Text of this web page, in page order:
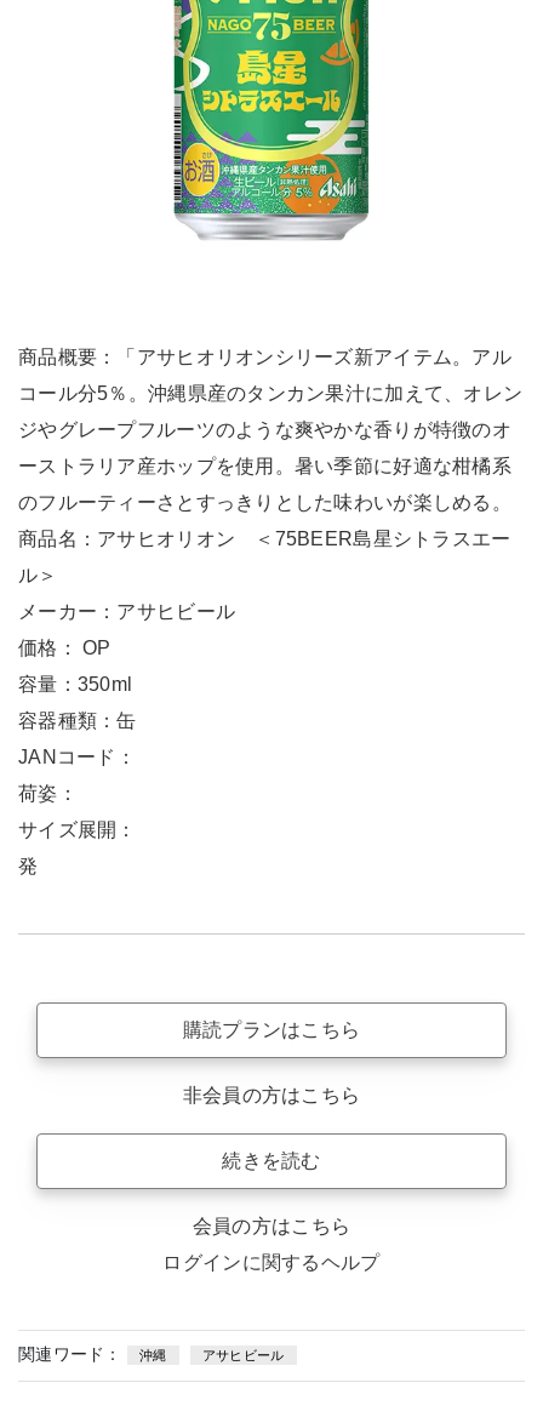
商品概要：「アサヒオリオンシリーズ新アイテム。アル
コール分5％。沖縄県産のタンカン果汁に加えて、オレン
ジやグレープフルーツのような爽やかな香りが特徴のオ
ーストラリア産ホップを使用。暑い季節に好適な柑橘系
のフルーティーさとすっきりとした味わいが楽しめる。
商品名：アサヒオリオン ＜75BEER島星シトラスエー
ル＞
メーカー：アサヒビール
価格： OP
容量：350ml
容器種類：缶
JANコード：
荷姿：
サイズ展開：
発
購読プランはこちら
非会員の方はこちら
続きを読む
会員の方はこちら
ログインに関するヘルプ
関連ワード： 沖縄 アサヒビール